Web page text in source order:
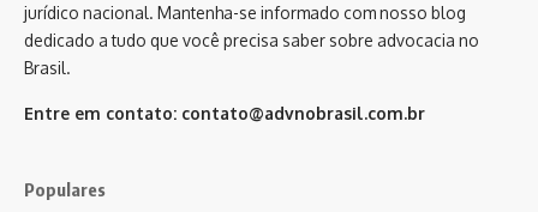
jurídico nacional. Mantenha-se informado com nosso blog
dedicado a tudo que você precisa saber sobre advocacia no
Brasil.
Entre em contato: contato@advnobrasil.com.br
Populares